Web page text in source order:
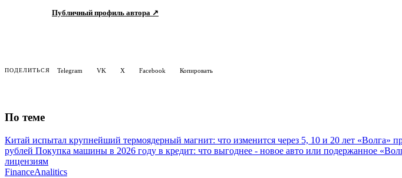
Публичный профиль автора ↗
ПОДЕЛИТЬСЯ Telegram VK X Facebook Копировать
По теме
Китай испытал крупнейший термоядерный магнит: что изменится через 5, 10 и 20 лет «Волга»
рублей Покупка машины в 2026 году в кредит: что выгоднее - новое авто или подержанное
лицензиям
FinanceAnalitics